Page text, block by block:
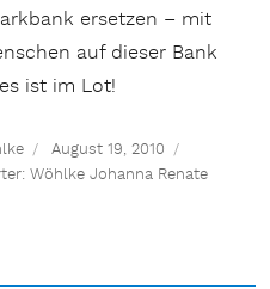
ersetzen – mit
auf dieser Bank
ist im Lot!
August 19, 2010
Wöhlke Johanna Renate